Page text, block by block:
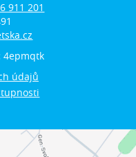
911 201
4epmqtk
údajů